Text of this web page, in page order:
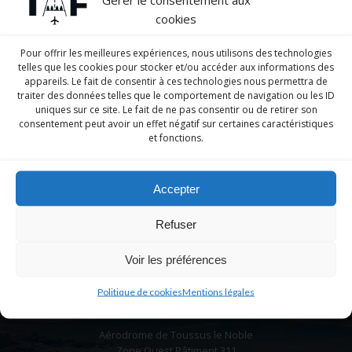
cookies
Pour offrir les meilleures expériences, nous utilisons des technologies
telles que les cookies pour stocker et/ou accéder aux informations des
appareils. Le fait de consentir à ces technologies nous permettra de
traiter des données telles que le comportement de navigation ou les ID
uniques sur ce site. Le fait de ne pas consentir ou de retirer son
consentement peut avoir un effet négatif sur certaines caractéristiques
et fonctions.
Accepter
Refuser
Voir les préférences
Politique de cookiesMentions légales
18 juillet
Nouvelle page dédiée aux
témoignages dans l’onglet Ecole
Retrouvez ce que pensent les anciens stagiaires de
Navigation
l’article
Article Précédent
Navigation
de
l’article
Article Suivant
Aérodrome de Toussus le Noble